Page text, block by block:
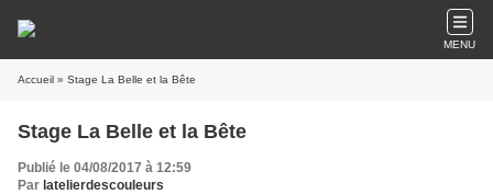
MENU
Accueil » Stage La Belle et la Bête
Stage La Belle et la Bête
Publié le 04/08/2017 à 12:59
Par latelierdescouleurs